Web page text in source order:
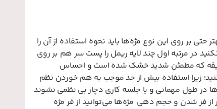
بر روی این نوع مژه‌ها باید نحوه استفاده از آن را
در مرتبه اول چند لایه ریمل را پست سر هم بر روی
دقیقه که مطمئن شدید خشک شده است و احساس
زیرا استفاده بیش از حد موجب به هم خوردن نظم
در طول مهمانی و یا جلسه کاری دچار بی نظمی نشوند
از فر شدن و حجم دهی مژه‌ها می‌توانید از فر مژه